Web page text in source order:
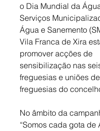
o Dia Mundial da
Serviços
Água e Sanemento
Vila Franca de Xira
promover acções de
sensibilização nas
freguesias e uniões de
freguesias do
No âmbito da
“Somos cada gota de